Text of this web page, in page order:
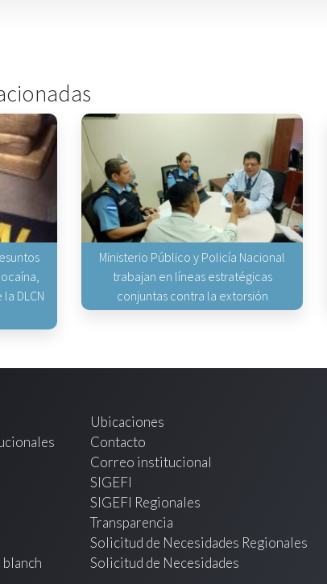
DLCN
Ministerio Público y Policía Nacional
trabajan en líneas estratégicas
conjuntas contra la extorsión
Ubicaciones
Contacto
Correo institucional
SIGEFI
SIGEFI Regionales
Transparencia
Solicitud de Necesidades Regionales
Solicitud de Necesidades